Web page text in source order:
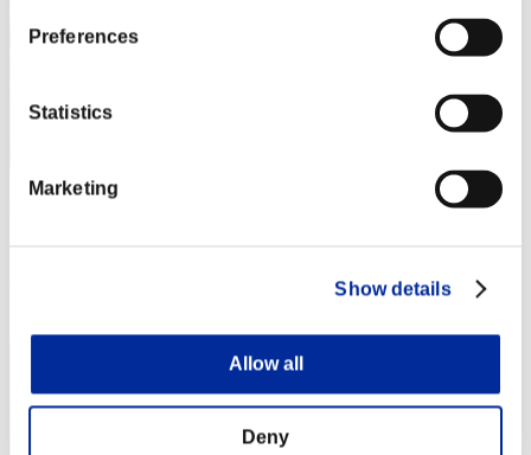
Preferences
Statistics
Marketing
Show details
Allow all
Deny
スコア:Lv:1/04'35"56